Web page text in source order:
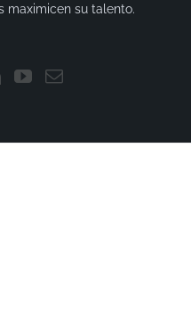
maximicen su talento.